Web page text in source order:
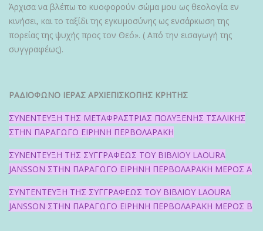
Άρχισα να βλέπω το κυοφορούν σώμα μου ως θεολογία εν
κινήσει, και το ταξίδι της εγκυμοσύνης ως ενσάρκωση της
πορείας της ψυχής προς τον Θεό». ( Από την εισαγωγή της
συγγραφέως).
ΡΑΔΙΟΦΩΝΟ ΙΕΡΑΣ ΑΡΧΙΕΠΙΣΚΟΠΗΣ ΚΡΗΤΗΣ
ΣΥΝΕΝΤΕΥΞΗ ΤΗΣ ΜΕΤΑΦΡΑΣΤΡΙΑΣ ΠΟΛΥΞΕΝΗΣ ΤΣΑΛΙΚΗΣ
ΣΤΗΝ ΠΑΡΑΓΩΓΟ ΕΙΡΗΝΗ ΠΕΡΒΟΛΑΡΑΚΗ
ΣΥΝΕΝΤΕΥΞΗ ΤΗΣ ΣΥΓΓΡΑΦΕΩΣ ΤΟΥ ΒΙΒΛΙΟΥ LAOURA
JANSSON ΣΤΗΝ ΠΑΡΑΓΩΓΟ ΕΙΡΗΝΗ ΠΕΡΒΟΛΑΡΑΚΗ ΜΕΡΟΣ Α
ΣΥΝΤΕΝΤΕΥΞΗ ΤΗΣ ΣΥΓΓΡΑΦΕΩΣ ΤΟΥ ΒΙΒΛΙΟΥ LAOURA
JANSSON ΣΤΗΝ ΠΑΡΑΓΩΓΟ ΕΙΡΗΝΗ ΠΕΡΒΟΛΑΡΑΚΗ ΜΕΡΟΣ Β